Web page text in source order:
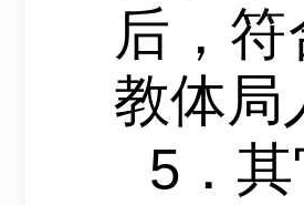
后，
教体局
5．